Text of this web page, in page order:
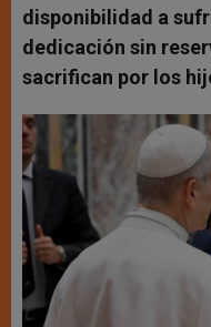
disponibilidad a
dedicación sin
sacrifican por los